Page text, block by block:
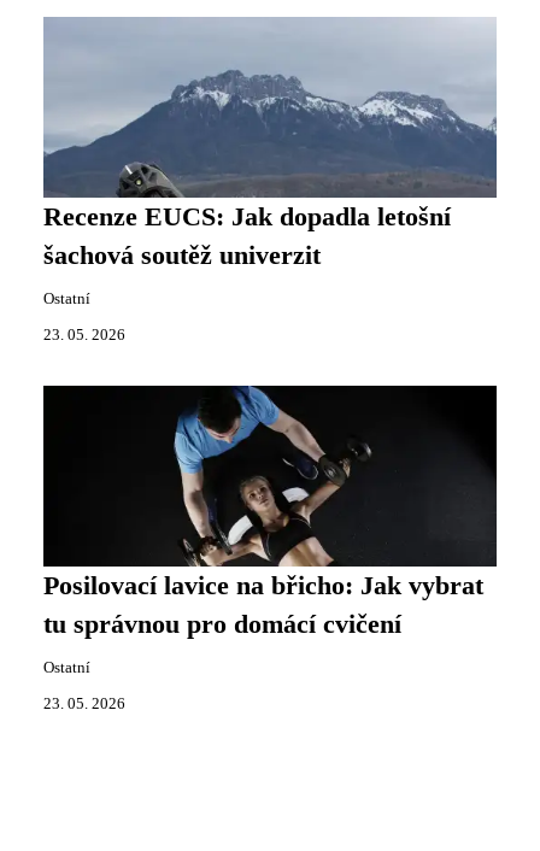
Recenze EUCS: Jak dopadla letošní
šachová soutěž univerzit
Ostatní
23. 05. 2026
Posilovací lavice na břicho: Jak vybrat
tu správnou pro domácí cvičení
Ostatní
23. 05. 2026